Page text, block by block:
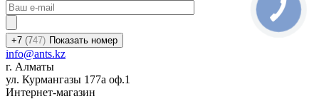
+7 (747) Показать номер
info@ants.kz
г. Алматы
ул. Курмангазы 177а оф.1
Интернет-магазин